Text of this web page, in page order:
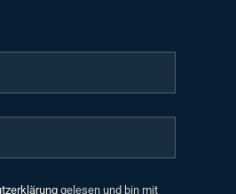
gelesen und bin mit